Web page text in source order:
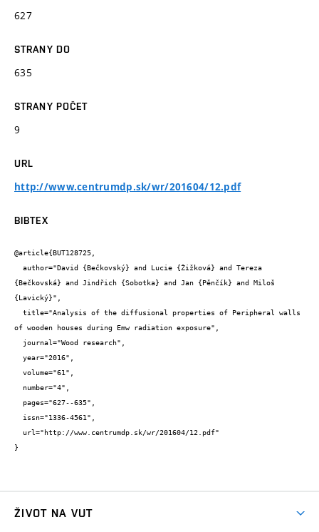
627
STRANY DO
635
STRANY POČET
9
URL
http://www.centrumdp.sk/wr/201604/12.pdf
BIBTEX
@article{BUT128725,
{Bečkovská} and Jindřich {Sobotka} and Jan {Pěnčík} and Miloš
{Lavický}",
of wooden houses during Emw radiation exposure",
}
ŽIVOT NA VUT